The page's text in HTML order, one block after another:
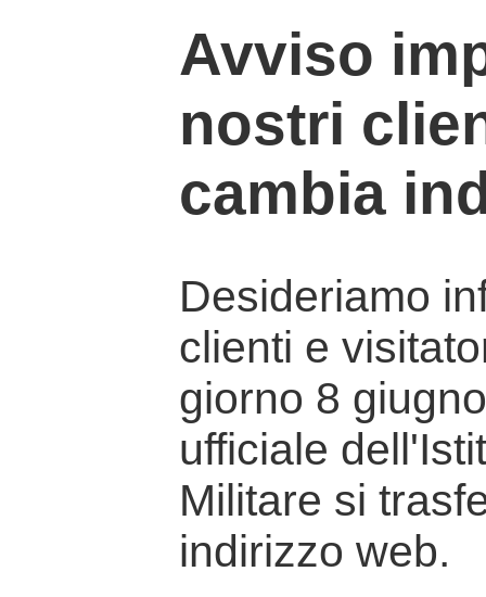
Avviso
nostri
cambia
Desideriamo
clienti e
giorno 8
ufficiale
Militare si
indirizzo web.